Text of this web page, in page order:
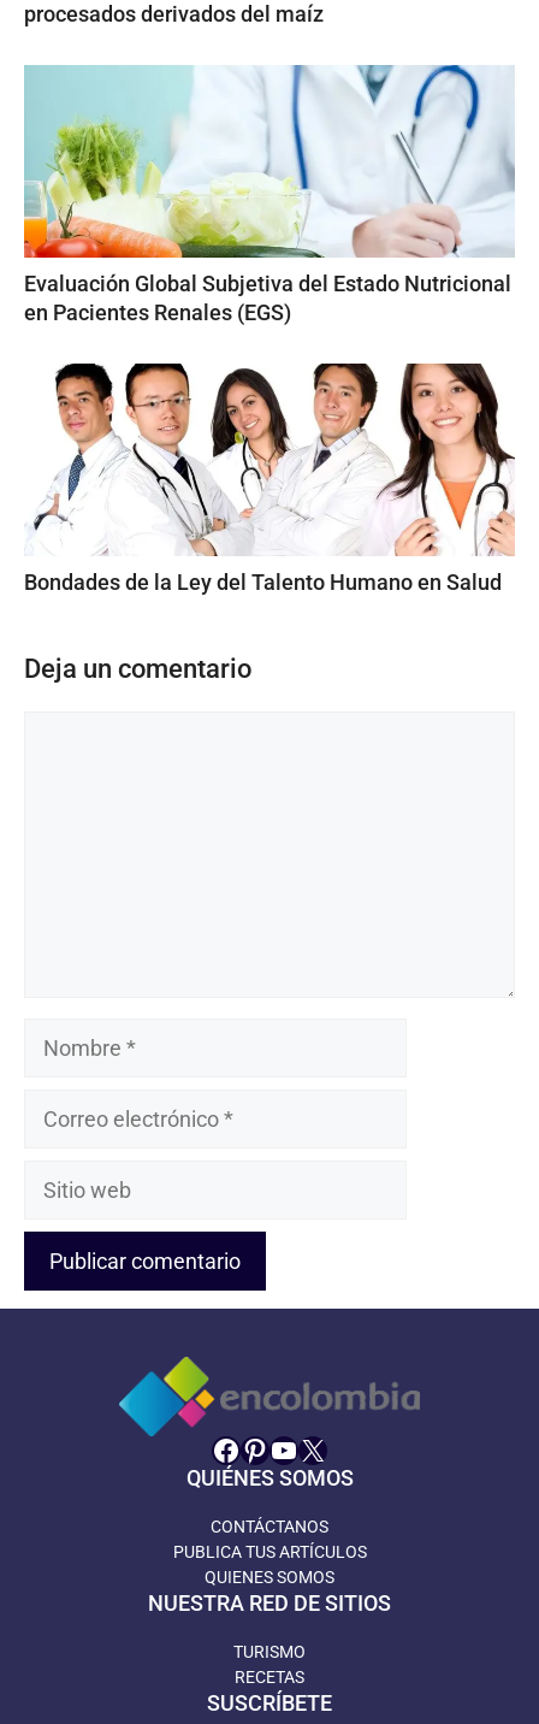
procesados derivados del maíz
Evaluación Global Subjetiva del Estado Nutricional
en Pacientes Renales (EGS)
Bondades de la Ley del Talento Humano en Salud
Deja un comentario
Nombre
Sitio
Facebook
Pinterest
YouTube
X
QUIÉNES SOMOS
CONTÁCTANOS
PUBLICA TUS ARTÍCULOS
QUIENES SOMOS
NUESTRA RED DE SITIOS
TURISMO
RECETAS
SUSCRÍBETE